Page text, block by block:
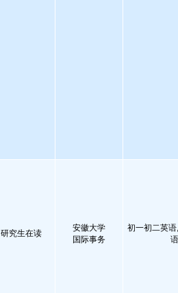
研究生在读
安徽大学
国际事务
初一初二英